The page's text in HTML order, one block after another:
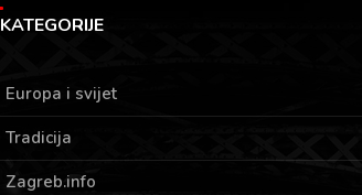
KATEGORIJE
Europa i svijet
Tradicija
Zagreb.info